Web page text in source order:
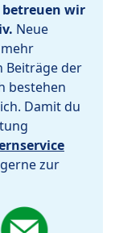
betreuen wir
Neue
Beiträge der
bestehen
Damit du
zur